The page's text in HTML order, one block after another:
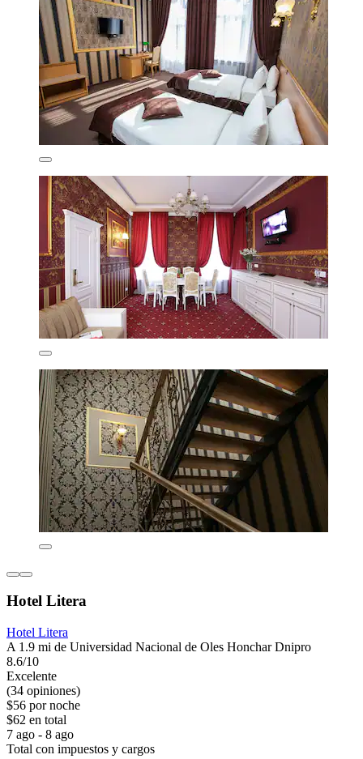
Hotel Litera
Hotel Litera
A 1.9 mi de Universidad Nacional de Oles Honchar Dnipro
8.6/10
Excelente
(34 opiniones)
$56 por noche
$62 en total
7 ago - 8 ago
Total con impuestos y cargos